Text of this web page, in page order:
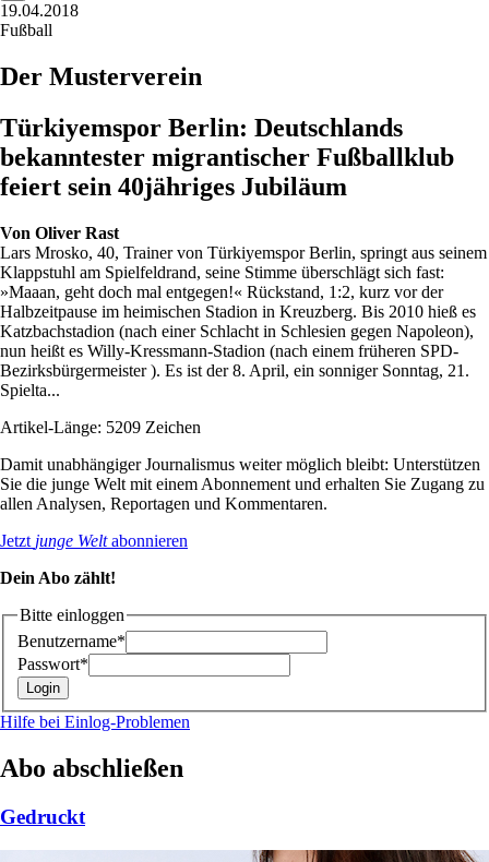
19.04.2018
Fußball
Der Musterverein
Türkiyemspor Berlin: Deutschlands
bekanntester migrantischer Fußballklub
feiert sein 40jähriges Jubiläum
Von Oliver Rast
Lars Mrosko, 40, Trainer von Türkiyemspor Berlin, springt aus seinem
Klappstuhl am Spielfeldrand, seine Stimme überschlägt sich fast:
»Maaan, geht doch mal entgegen!« Rückstand, 1:2, kurz vor der
Halbzeitpause im heimischen Stadion in Kreuzberg. Bis 2010 hieß es
Katzbachstadion (nach einer Schlacht in Schlesien gegen Napoleon),
nun heißt es Willy-Kressmann-Stadion (nach einem früheren SPD-
Bezirksbürgermeister ). Es ist der 8. April, ein sonniger Sonntag, 21.
Spielta...
Artikel-Länge: 5209 Zeichen
Damit unabhängiger Journalismus weiter möglich bleibt: Unterstützen
Sie die junge Welt mit einem Abonnement und erhalten Sie Zugang zu
allen Analysen, Reportagen und Kommentaren.
Jetzt junge Weltabonnieren
Dein Abo zählt!
Bitte einloggen
Benutzername*
Passwort*
Hilfe bei Einlog-Problemen
Abo abschließen
Gedruckt